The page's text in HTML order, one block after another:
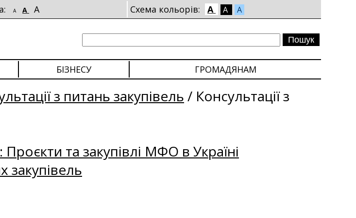
A A A Схема кольорів: A A A
БІЗНЕСУ ГРОМАДЯНАМ
з питань закупівель / Консультації з
та закупівлі МФО в Україні
закупівель